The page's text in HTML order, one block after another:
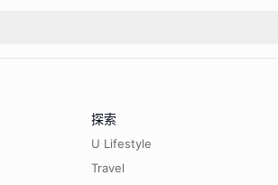
探索
U Lifestyle
Travel